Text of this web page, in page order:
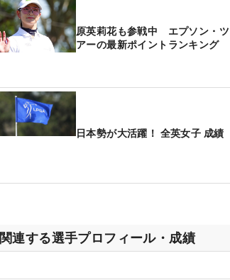
原英莉花も参戦中 エプソン・ツ
アーの最新ポイントランキング
日本勢が大活躍！ 全英女子 成績
関連する選手プロフィール・成績